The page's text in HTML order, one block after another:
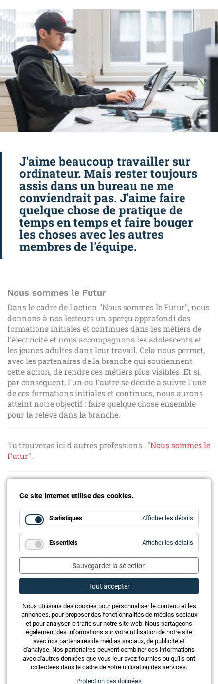
J'aime beaucoup travailler sur
ordinateur. Mais rester toujours
assis dans un bureau ne me
conviendrait pas. J'aime faire
quelque chose de pratique de
temps en temps et faire bouger
les choses avec les autres
membres de l'équipe.
Nous sommes le Futur
Dans le cadre de l'action "Nous sommes le Futur", nous
donnons à nos lecteurs un aperçu approfondi des
formations initiales et continues dans les métiers de
l'électricité et nous accompagnons les adolescents et
les jeunes adultes dans leur travail. Cela nous permet,
avec les partenaires de la branche qui soutiennent
cette action, de rendre ces métiers plus visibles. Et si,
par conséquent, l'un ou l'autre se décide à suivre l'une
de ces formations initiales et continues, nous aurons
atteint notre objectif : faire quelque chose ensemble
pour la relève dans la branche.
Tu trouveras ici d'autres professions : "Nous sommes le
Futur".
Partenaire
La relève est un investissement en l’avenir! Les
entreprises suivantes soutiennent la promotion de
la relève, dans le cadre de l’action « Nous sommes
l’avenir » initiée par EIT.swiss en collaboration
avec Domotech:
Ce site internet utilise des cookies.
Statistiques Afficher les détails
Essentiels Afficher les détails
Sauvegarder la sélection
Tout accepter
Nous utilisons des cookies pour personnaliser le contenu et les
annonces, pour proposer des fonctionnalités de médias sociaux
et pour analyser le trafic sur notre site web. Nous partageons
également des informations sur votre utilisation de notre site
avec nos partenaires de médias sociaux, de publicité et
d'analyse. Nos partenaires peuvent combiner ces informations
avec d'autres données que vous leur avez fournies ou qu'ils ont
collectées dans le cadre de votre utilisation des services.
Protection des données